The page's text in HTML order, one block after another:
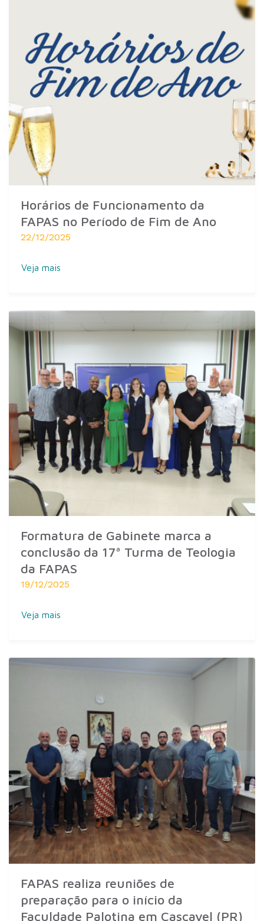
Horários de Funcionamento da
FAPAS no Período de Fim de Ano
22/12/2025
Veja mais
Formatura de Gabinete marca a
conclusão da 17ª Turma de Teologia
da FAPAS
19/12/2025
Veja mais
FAPAS realiza reuniões de
preparação para o início da
Faculdade Palotina em Cascavel (PR)